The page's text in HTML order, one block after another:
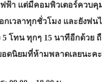
ฟฟ้า แต่มีคอมพิวเตอร์ควบคุ
กเวลาทุกชั่วโมง และยังพ่น
5 โทน ทุกๆ 15 นาทีอีกด้วย
อดนิยมที่ห้ามพลาดเลยนะคะ